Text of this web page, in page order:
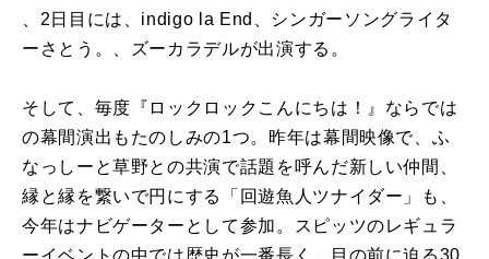
、2日目には、indigo la End、シンガーソングライタ
ーさとう。、ズーカラデルが出演する。
そして、毎度『ロックロックこんにちは！』ならでは
の幕間演出もたのしみの1つ。昨年は幕間映像で、ふ
なっしーと草野との共演で話題を呼んだ新しい仲間、
縁と縁を繋いで円にする「回遊魚人ツナイダー」も、
今年はナビゲーターとして参加。スピッツのレギュラ
ーイベントの中では歴史が一番長く、目の前に迫る30